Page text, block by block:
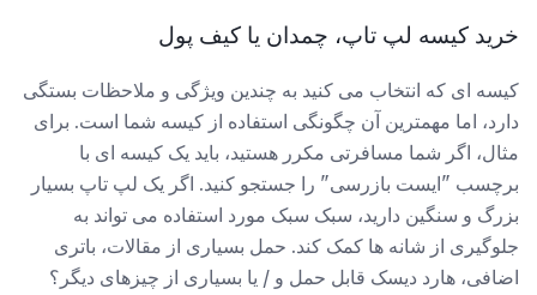
خرید کیسه لپ تاپ، چمدان یا کیف پول
کیسه ای که انتخاب می کنید به چندین ویژگی و ملاحظات بستگی
دارد، اما مهمترین آن چگونگی استفاده از کیسه شما است. برای
مثال، اگر شما مسافرتی مکرر هستید، باید یک کیسه ای با
برچسب "ایست بازرسی" را جستجو کنید. اگر یک لپ تاپ بسیار
بزرگ و سنگین دارید، سبک سبک مورد استفاده می تواند به
جلوگیری از شانه ها کمک کند. حمل بسیاری از مقالات، باتری
اضافی، هارد دیسک قابل حمل و / یا بسیاری از چیزهای دیگر؟